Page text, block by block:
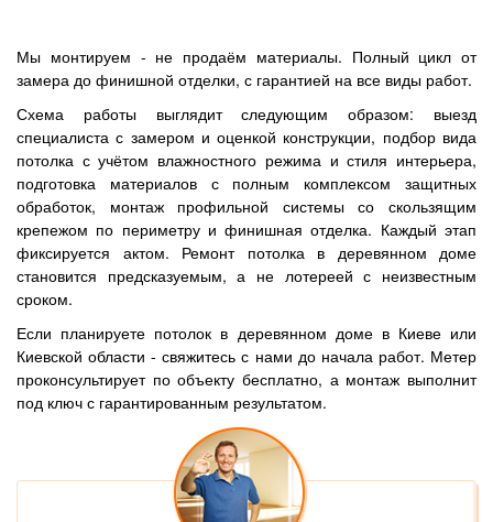
Мы монтируем - не продаём материалы. Полный цикл от
замера до финишной отделки, с гарантией на все виды работ.
Схема работы выглядит следующим образом: выезд
специалиста с замером и оценкой конструкции, подбор вида
потолка с учётом влажностного режима и стиля интерьера,
подготовка материалов с полным комплексом защитных
обработок, монтаж профильной системы со скользящим
крепежом по периметру и финишная отделка. Каждый этап
фиксируется актом. Ремонт потолка в деревянном доме
становится предсказуемым, а не лотереей с неизвестным
сроком.
Если планируете потолок в деревянном доме в Киеве или
Киевской области - свяжитесь с нами до начала работ. Метер
проконсультирует по объекту бесплатно, а монтаж выполнит
под ключ с гарантированным результатом.